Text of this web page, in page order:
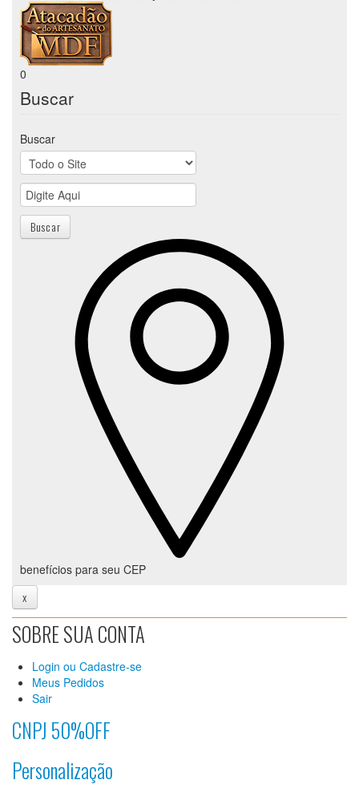
0
Buscar
Buscar
benefícios para seu CEP
x
SOBRE SUA CONTA
Login ou Cadastre-se
Meus Pedidos
Sair
CNPJ 50%OFF
Personalização